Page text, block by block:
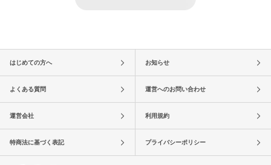
はじめての方へ お知らせ
よくある質問 運営へのお問い合わせ
運営会社 利用規約
特商法に基づく表記 プライバシーポリシー